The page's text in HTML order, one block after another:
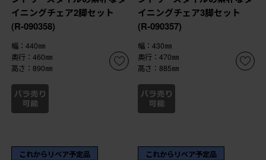
イニングチェア2脚セット
(R-090358)
幅：440㎜
奥行：460㎜
高さ：890㎜
イニングチェア3脚セット
(R-090357)
幅：430㎜
奥行：470㎜
高さ：885㎜
これからリペア予定品 これからリペア予定品